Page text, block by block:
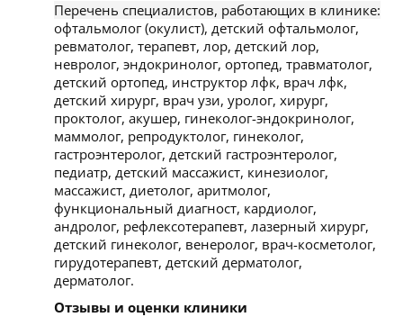
Перечень специалистов, работающих в клинике:
офтальмолог (окулист), детский офтальмолог,
ревматолог, терапевт, лор, детский лор,
невролог, эндокринолог, ортопед, травматолог,
детский ортопед, инструктор лфк, врач лфк,
детский хирург, врач узи, уролог, хирург,
проктолог, акушер, гинеколог-эндокринолог,
маммолог, репродуктолог, гинеколог,
гастроэнтеролог, детский гастроэнтеролог,
педиатр, детский массажист, кинезиолог,
массажист, диетолог, аритмолог,
функциональный диагност, кардиолог,
андролог, рефлексотерапевт, лазерный хирург,
детский гинеколог, венеролог, врач-косметолог,
гирудотерапевт, детский дерматолог,
дерматолог.
Отзывы и оценки клиники